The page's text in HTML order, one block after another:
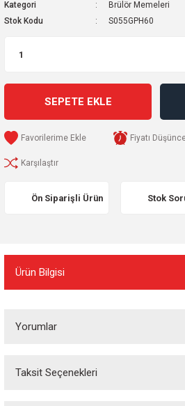
Kategori
Brülör Memeleri
Stok Kodu
S055GPH60
SEPETE EKLE
Fiyatı
Karşılaştır
Ön Siparişli Ürün Stok
Ürün Bilgisi
Yorumlar
Taksit Seçenekleri